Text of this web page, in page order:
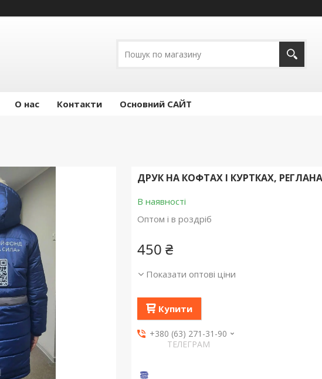
О нас Контакти Основний САЙТ
ДРУК НА КОФТАХ І КУРТКАХ,
В наявності
Оптом і в роздріб
450 ₴
Показати оптові ціни
Купити
+380 (63) 271-31-90
ТЕЛЕГРАМ